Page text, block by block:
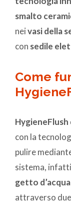
smalto
neivasi della
con sedile
Come
HygieneFlush
con la
pulire
sistema,
getto d’acqua
attraverso